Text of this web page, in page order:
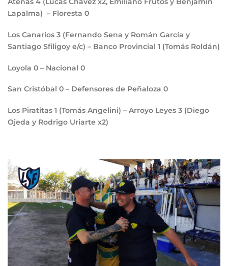
Lapalma) – Floresta 0
Los Canarios 3 (Fernando Sena y Román García y
Santiago Sfiligoy e/c) – Banco Provincial 1 (Tomás Roldán)
Loyola 0 – Nacional 0
San Cristóbal 0 – Defensores de Peñaloza 0
Los Piratitas 1 (Tomás Angelini) – Arroyo Leyes 3 (Diego
Ojeda y Rodrigo Uriarte x2)